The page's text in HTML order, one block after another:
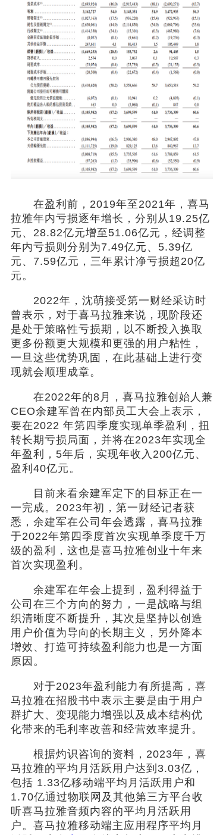
在盈利前，2019年至2021年，喜马
拉雅年内亏损逐年增长，分别从19.25亿
元、28.82亿元增至51.06亿元，经调整
年内亏损则分别为7.49亿元、5.39亿
元、7.59亿元，三年累计净亏损超20亿
元。
2022年，沈萌接受第一财经采访时
曾表示，对于喜马拉雅来说，现阶段还
是处于策略性亏损期，以不断投入换取
更多份额更大规模和更强的用户粘性，
一旦这些优势巩固，在此基础上进行变
现就会顺理成章。
在2022年的8月，喜马拉雅创始人兼
CEO余建军曾在内部员工大会上表示，
要在2022 年第四季度实现单季盈利，扭
转长期亏损局面，并将在2023年实现全
年盈利，5年后，实现年收入200亿元、
盈利40亿元。
目前来看余建军定下的目标正在一
一完成。2023年初，第一财经记者获
悉，余建军在公司年会透露，喜马拉雅
于2022年第四季度首次实现单季度千万
级的盈利，这也是喜马拉雅创业十年来
首次实现盈利。
余建军在年会上提到，盈利得益于
公司在三个方向的努力，一是战略与组
织清晰度不断提升，其次是坚持以创造
用户价值为导向的长期主义，另外降本
增效、打造可持续盈利能力也是一方面
原因。
对于2023年盈利能力有所提高，喜
马拉雅在招股书中表示主要是由于用户
群扩大、变现能力增强以及成本结构优
化带来的毛利率改善和经营效率提升。
根据灼识咨询的资料，2023年，喜
马拉雅的平均月活跃用户达到3.03亿，
包括 1.33亿移动端平均月活跃用户和
1.70亿通过物联网及其他第三方平台收
听喜马拉雅音频内容的平均月活跃用
户。喜马拉雅移动端主应用程序平均月